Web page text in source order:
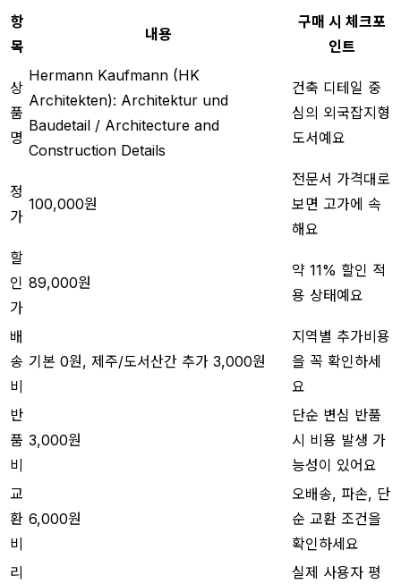
항
목
내용
구매 시 체크포
인트
상
품
명
Hermann Kaufmann (HK
Architekten): Architektur und
Baudetail / Architecture and
Construction Details
건축 디테일 중
심의 외국잡지형
도서예요
정
가
100,000원
전문서 가격대로
보면 고가에 속
해요
할
인
가
89,000원
약 11% 할인 적
용 상태예요
배
송
비
기본 0원, 제주/도서산간 추가 3,000원
지역별 추가비용
을 꼭 확인하세
요
반
품
비
3,000원
단순 변심 반품
시 비용 발생 가
능성이 있어요
교
환
비
6,000원
오배송, 파손, 단
순 교환 조건을
확인하세요
리
실제 사용자 평